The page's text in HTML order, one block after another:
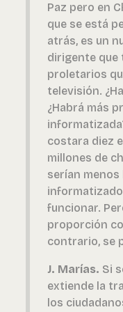
Paz pero en
que se está
atrás, es un
dirigente que
proletarios
televisión.
¿Habrá más
costara diez
millones de
serían
funcionar.
proporción
contrario, se
J. Marías. Si
extiende la
los